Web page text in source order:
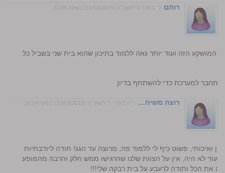
רותם כ׳ באדר ה׳תשע״ה (11/03/2015) בשעה 21:56
המושקע הזה ועוד יותר גאה ללמוד בתיכון שהוא בית שני בשביל כל
התחבר למערכת כדי להשתתף בדיון
רוצה משיח… י״ט באדר ה׳תשע״ה (10/03/2015) בשעה 16:14
ואיכותי, פשוט כיף לי ללמוד פה, מרוצה עד הגג! תודה ליודבתיות
לא היה, אין על הצוות שלנו שהרגישו ממש חלק והרבה מהמופע
את הכל ותודה לרעבע על בית רבקה שלי!!!